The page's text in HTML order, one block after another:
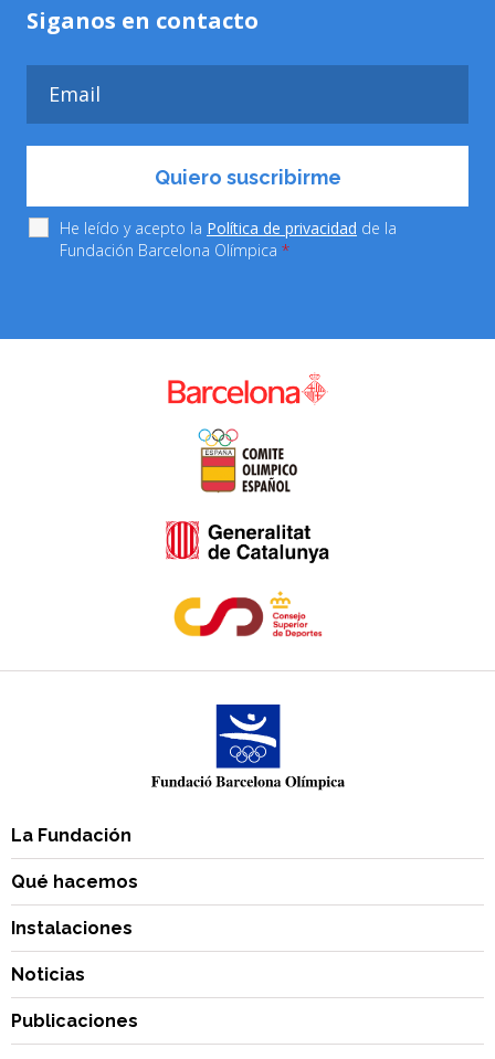
Siganos en contacto
He leído y acepto la Política de privacidad de la
Fundación Barcelona Olímpica *
La Fundación
Qué hacemos
Instalaciones
Noticias
Publicaciones